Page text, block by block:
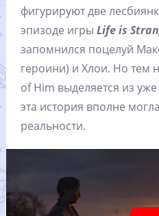
фигурируют две
эпизоде игрыLife is
запомнился поцелуй
героини) и Хлои. Но тем
of Him выделяется из
эта история вполне
реальности.